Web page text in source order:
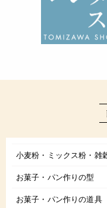
小麦粉・ミックス粉・雑
お菓子・パン作りの型
お菓子・パン作りの道具